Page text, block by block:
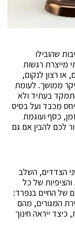
שהובילו
רגשות
רצון לנקום,
ממושך. לעומת
בעתיד ולא
מכבד ועל בסיס
כסף ועוגמת
לכם להבין אם גם
הצדדים, השלב
של כל
של החיים בנפרד:
המגורים, מהם
ייראה חינוך